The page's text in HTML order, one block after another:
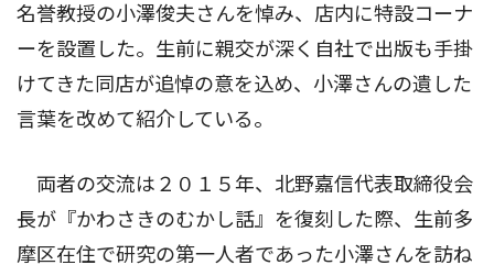
名誉教授の小澤俊夫さんを悼み、店内に特設コーナ
ーを設置した。生前に親交が深く自社で出版も手掛
けてきた同店が追悼の意を込め、小澤さんの遺した
言葉を改めて紹介している。
両者の交流は２０１５年、北野嘉信代表取締役会
長が『かわさきのむかし話』を復刻した際、生前多
摩区在住で研究の第一人者であった小澤さんを訪ね